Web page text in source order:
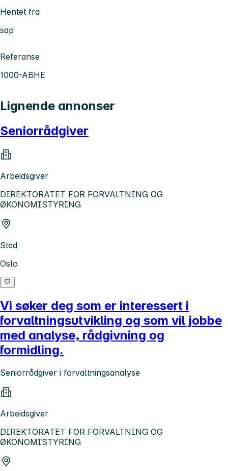
Hentet fra
sap
Referanse
1000-ABHE
Lignende annonser
Seniorrådgiver
Arbeidsgiver
DIREKTORATET FOR FORVALTNING OG
ØKONOMISTYRING
Sted
Oslo
Vi søker deg som er interessert i
forvaltningsutvikling og som vil jobbe
med analyse, rådgivning og
formidling.
Seniorrådgiver i forvaltningsanalyse
Arbeidsgiver
DIREKTORATET FOR FORVALTNING OG
ØKONOMISTYRING